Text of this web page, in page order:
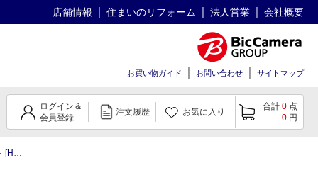
店舗情報 住まいのリフォーム 法人営業 会社概要
お買い物ガイド お問い合わせ サイトマップ
ログイン＆
会員登録
注文履歴 お気に入り
合計 0 点
0 円